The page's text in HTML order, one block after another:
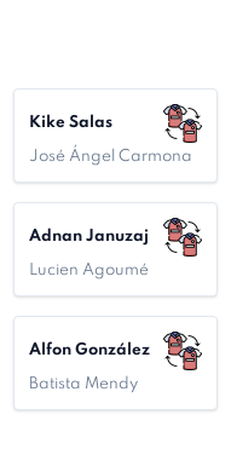
Kike Salas
José Ángel Carmona
Adnan Januzaj
Lucien Agoumé
Alfon González
Batista Mendy